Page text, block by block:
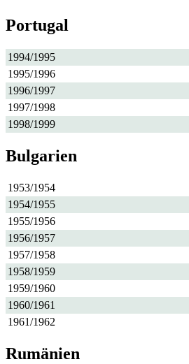
Portugal
1994/1995
1995/1996
1996/1997
1997/1998
1998/1999
Bulgarien
1953/1954
1954/1955
1955/1956
1956/1957
1957/1958
1958/1959
1959/1960
1960/1961
1961/1962
Rumänien